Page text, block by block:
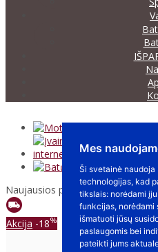
Mes
Ši svetainė
technologijas, kad
tikslais: norėdami
funkcijas, norėdami
išmatuoti jūsų
paslaugomis bei
pateikti jums